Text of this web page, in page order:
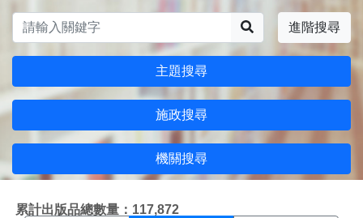
進階搜尋
主題搜尋
施政搜尋
機關搜尋
累計出版品總數量：117,872
施政搜尋結果頁面